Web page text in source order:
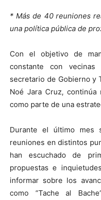
* Más de 40 reuniones
una política pública de
Con el objetivo de
constante con
secretario de Gobierno y
Noé Jara Cruz,
como parte de una
Durante el último mes
reuniones en distintos
han escuchado de
propuestas e
informar sobre los
como “Tache al